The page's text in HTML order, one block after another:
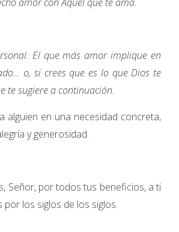
El que más amor implique en
o, si crees que es lo que Dios te
te sugiere a continuación.
alguien en una necesidad concreta,
y generosidad.
Señor, por todos tus beneficios, a ti
por los siglos de los siglos.